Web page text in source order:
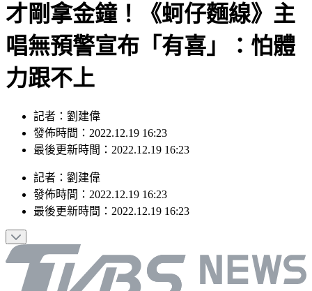
才剛拿金鐘！《蚵仔麵線》主
唱無預警宣布「有喜」：怕體
力跟不上
記者：劉建偉
發佈時間：2022.12.19 16:23
最後更新時間：2022.12.19 16:23
記者 ： 劉建偉
發佈時間： 2022.12.19 16:23
最後更新時間： 2022.12.19 16:23